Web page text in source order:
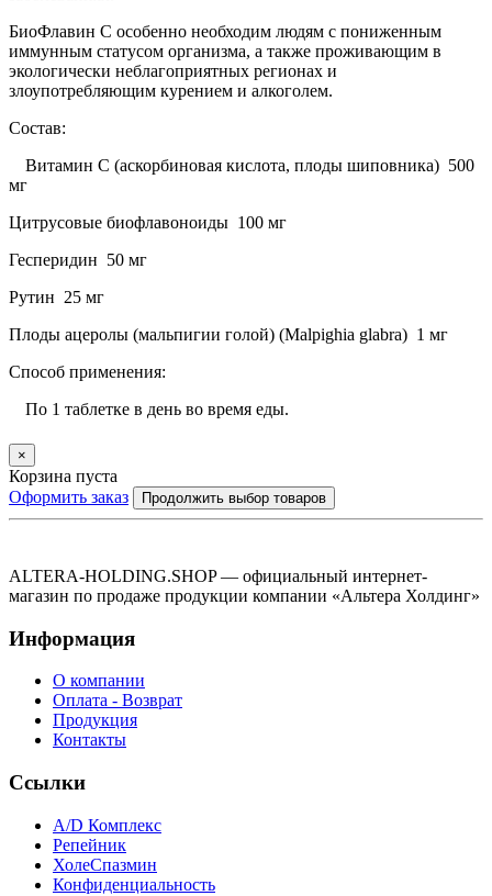
БиоФлавин С особенно необходим людям с пониженным
иммунным статусом организма, а также проживающим в
экологически неблагоприятных регионах и
злоупотребляющим курением и алкоголем.
Состав:
Витамин С (аскорбиновая кислота, плоды шиповника) 500
мг
Цитрусовые биофлавоноиды 100 мг
Гесперидин 50 мг
Рутин 25 мг
Плоды ацеролы (мальпигии голой) (Malpighia glabra) 1 мг
Способ применения:
По 1 таблетке в день во время еды.
×
Корзина пуста
Оформить заказ
Продолжить выбор товаров
ALTERA-HOLDING.SHOP — официальный интернет-
магазин по продаже продукции компании «Альтера Холдинг»
Информация
О компании
Оплата - Возврат
Продукция
Контакты
Ссылки
А/D Комплекс
Репейник
ХолеСпазмин
Конфиденциальность